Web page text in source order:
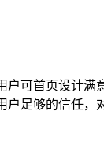
户可首页设计满
户足够的信任，